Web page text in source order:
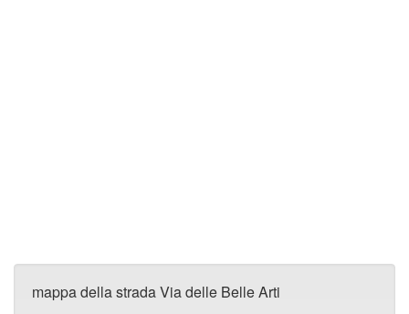
mappa della strada Via delle Belle Arti